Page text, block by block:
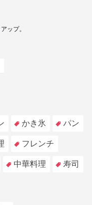
ップ。
かき氷 パン
フレンチ
中華料理 寿司